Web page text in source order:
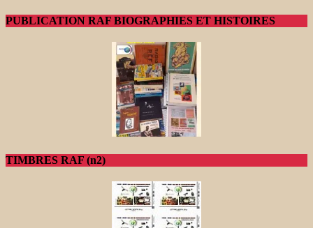
PUBLICATION RAF BIOGRAPHIES ET HISTOIRES
TIMBRES RAF (n2)